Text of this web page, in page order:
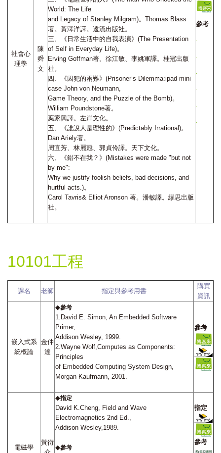
社會心
理學
陳
舜
文
World: The Life
and Legacy of Stanley Milgram)。Thomas Blass
著。黃澤洋譯。遠流出版社。
三、《日常生活中的自我表演》(The Presentation
of Self in Everyday Life)。
Erving Goffman著。徐江敏、李姚軍譯。桂冠出版
社。
四、《囚犯的兩難》(Prisoner’s Dilemma:ipad mini
case John von Neumann,
Game Theory, and the Puzzle of the Bomb)。
William Poundstone著。
葉家興譯。左岸文化。
五、《誰說人是理性的》(Predictably Irrational)。
Dan Ariely著。
周宜芳、林麗冠、郭貞伶譯。天下文化。
六、《錯不在我？》(Mistakes were made "but not
by me":
Why we justify foolish beliefs, bad decisions, and
hurtful acts.)。
Carol Tavris& Elliot Aronson 著。潘敏譯。繆思出版
社。
參考
10101工程
課名 老師 指定與參考用書
購買
資訊
嵌入式系
統概論
金仲
達
◆參考
1.David E. Simon, An Embedded Software
Primer,
Addison Wesley, 1999.
2.Wayne Wolf,Computes as Components:
Principles
of Embedded Computing System Design,
Morgan Kaufmann, 2001.
參考
電磁學
黃衍
◆指定
David K.Cheng, Field and Wave
Electromagnetics 2nd Ed.,
Addison Wesley,1989.
◆參考
指定
參考